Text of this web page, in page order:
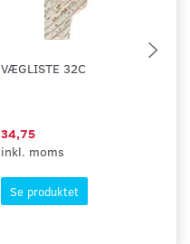
VÆGLISTE 32C
34,75
inkl. moms
Se produktet